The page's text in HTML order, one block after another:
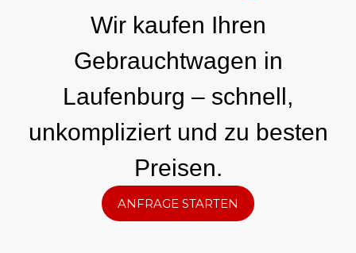
Wir kaufen Ihren
Gebrauchtwagen in
Laufenburg – schnell,
unkompliziert und zu besten
Preisen.
ANFRAGE STARTEN